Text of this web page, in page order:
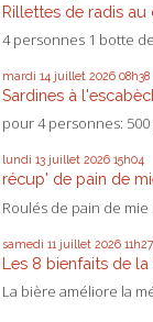
Rillettes de radis au
4 personnes 1 botte
mardi 14 juillet 2026 08h38
Sardines à
pour 4 personnes:
lundi 13 juillet 2026 15h04
récup' de pain de
Roulés de pain de mie
samedi 11 juillet 2026 11h27
Les 8 bienfaits de la
La bière améliore la